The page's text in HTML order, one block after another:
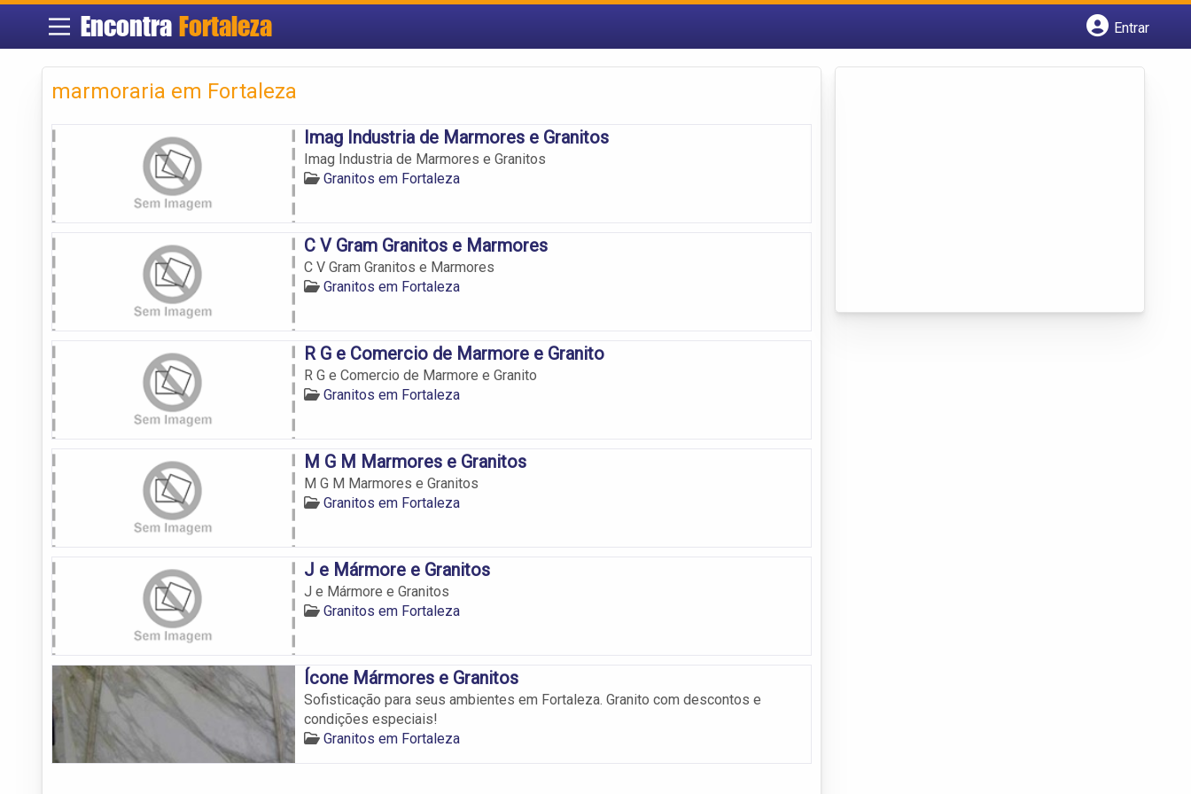
Encontra Fortaleza
Entrar
marmoraria em Fortaleza
Imag Industria de Marmores e Granitos
Imag Industria de Marmores e Granitos
Granitos em Fortaleza
C V Gram Granitos e Marmores
C V Gram Granitos e Marmores
Granitos em Fortaleza
R G e Comercio de Marmore e Granito
R G e Comercio de Marmore e Granito
Granitos em Fortaleza
M G M Marmores e Granitos
M G M Marmores e Granitos
Granitos em Fortaleza
J e Mármore e Granitos
J e Mármore e Granitos
Granitos em Fortaleza
Ícone Mármores e Granitos
Sofisticação para seus ambientes em Fortaleza. Granito com descontos e
condições especiais!
Granitos em Fortaleza